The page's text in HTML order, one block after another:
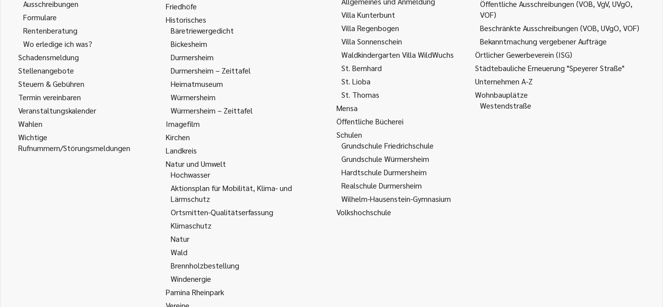
Ausschreibungen
Formulare
Rentenberatung
Wo erledige ich was?
Schadensmeldung
Stellenangebote
Steuern & Gebühren
Termin vereinbaren
Veranstaltungskalender
Wahlen
Wichtige
Rufnummern/Störungsmeldungen
Friedhöfe
Historisches
Bäretriewergedicht
Bickesheim
Durmersheim
Durmersheim – Zeittafel
Heimatmuseum
Würmersheim
Würmersheim – Zeittafel
Imagefilm
Kirchen
Landkreis
Natur und Umwelt
Hochwasser
Aktionsplan für Mobilität, Klima- und
Lärmschutz
Ortsmitten-Qualitätserfassung
Klimaschutz
Natur
Wald
Brennholzbestellung
Windenergie
Pamina Rheinpark
Villa Kunterbunt
Villa Regenbogen
Villa Sonnenschein
Waldkindergarten Villa WildWuchs
St. Bernhard
St. Lioba
St. Thomas
Mensa
Öffentliche Bücherei
Schulen
Grundschule Friedrichschule
Grundschule Würmersheim
Hardtschule Durmersheim
Realschule Durmersheim
Wilhelm-Hausenstein-Gymnasium
Volkshochschule
Öffentliche Ausschreibungen (VOB, VgV, UVgO,
VOF)
Beschränkte Ausschreibungen (VOB, UVgO, VOF)
Bekanntmachung vergebener Aufträge
Örtlicher Gewerbeverein (ISG)
Städtebauliche Erneuerung "Speyerer Straße"
Unternehmen A-Z
Wohnbauplätze
Westendstraße